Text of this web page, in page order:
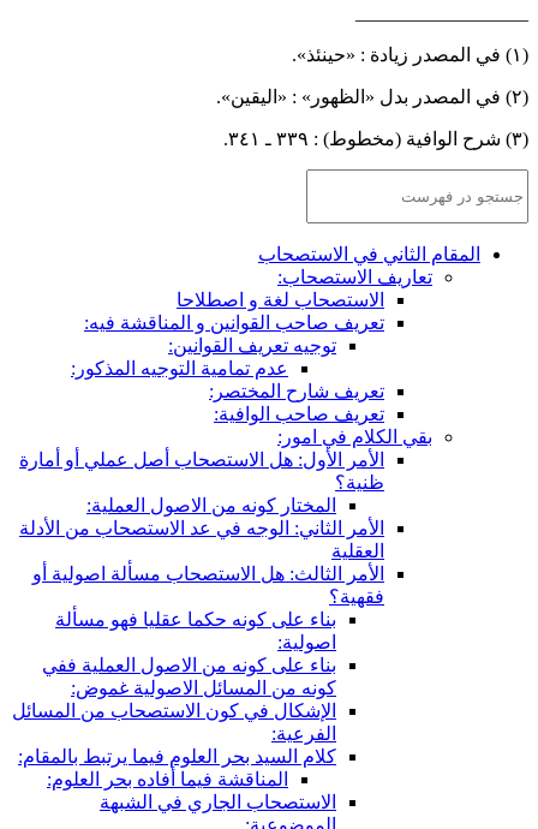
المقام الثاني في الاستصحاب
تعاريف الاستصحاب:
الاستصحاب لغة و اصطلاحا
تعريف صاحب القوانين و المناقشة فيه:
توجيه تعريف القوانين:
عدم تمامية التوجيه المذكور:
تعريف شارح المختصر:
تعريف صاحب الوافية:
بقي الكلام في امور:
الأمر الأول: هل الاستصحاب أصل عملي أو أمارة
ظنية؟
المختار كونه من الاصول العملية:
الأمر الثاني: الوجه في عد الاستصحاب من الأدلة
العقلية
الأمر الثالث: هل الاستصحاب مسألة اصولية أو
فقهية؟
بناء على كونه حكما عقليا فهو مسألة
اصولية:
بناء على كونه من الاصول العملية ففي
كونه من المسائل الاصولية غموض:
الإشكال في كون الاستصحاب من المسائل
الفرعية:
كلام السيد بحر العلوم فيما يرتبط بالمقام:
المناقشة فيما أفاده بحر العلوم:
الاستصحاب الجاري في الشبهة
الموضوعية: